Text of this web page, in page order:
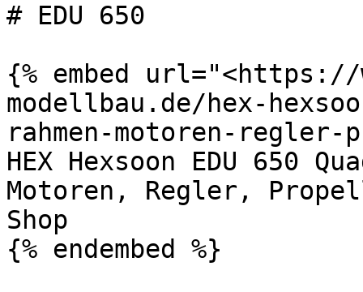
# EDU 650
{% embed url="<https://
modellbau.de/hex-
rahmen-motoren-
HEX Hexsoon EDU 650
Motoren, Regler,
Shop
{% endembed %}